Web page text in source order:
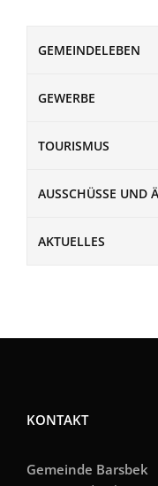
GEMEINDELEBEN
GEWERBE
TOURISMUS
AUSSCHÜSSE UND
AKTUELLES
KONTAKT
Gemeinde Barsbek